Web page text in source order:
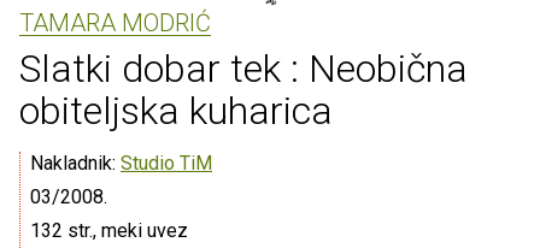
TAMARA MODRIĆ
Slatki dobar tek : Neobična
obiteljska kuharica
Nakladnik: Studio TiM
03/2008.
132 str., meki uvez